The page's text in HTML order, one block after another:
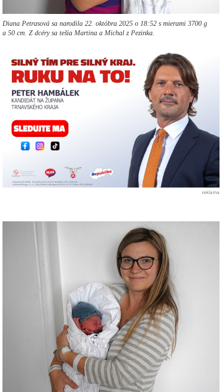
Diana Petrasová sa narodila 22. októbra 2025 o 18:52 s mierami 3700 g
a 50 cm. Z dcéry sa tešia Martina a Michal z Pezinka.
reklama